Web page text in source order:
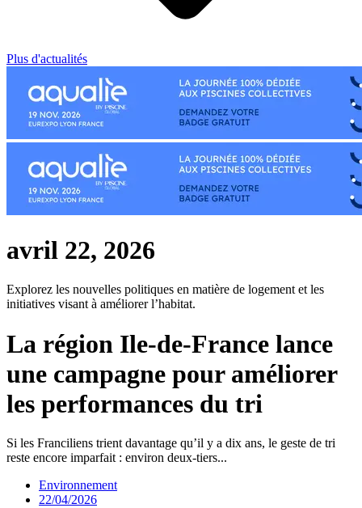
Plus d'actualités
avril 22, 2026
Explorez les nouvelles politiques en matière de logement et les
initiatives visant à améliorer l’habitat.
La région Ile-de-France lance
une campagne pour améliorer
les performances du tri
Si les Franciliens trient davantage qu’il y a dix ans, le geste de tri
reste encore imparfait : environ deux-tiers...
Environnement
22/04/2026